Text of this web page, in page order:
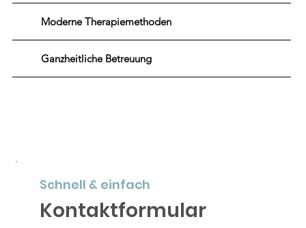
Moderne Therapiemethoden
Ganzheitliche Betreuung
Schnell & einfach
Kontaktformular